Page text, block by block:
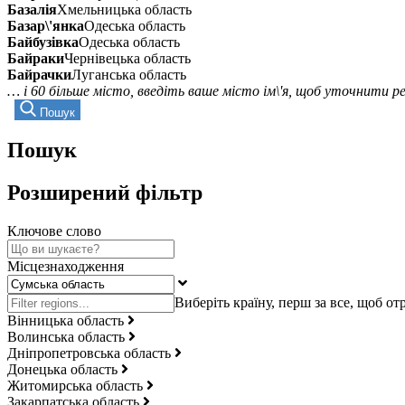
БазаліяХмельницька область
Базар\'янкаОдеська область
БайбузівкаОдеська область
БайракиЧернівецька область
БайрачкиЛуганська область
… і 60 більше місто, введіть ваше місто ім\'я, щоб уточнити
Пошук
Пошук
Розширений фільтр
Ключове слово
Місцезнаходження
Вінницька область
Волинська область
Дніпропетровська область
Донецька область
Житомирська область
Закарпатська область